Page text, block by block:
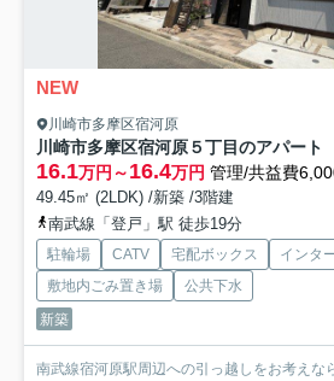
NEW
川崎市多摩区宿河原
川崎市多摩区宿河原５丁目のアパート
16.1万円～16.4万円 管理/共益費
49.45㎡ (2LDK) /新築 /3階建
南武線「登戸」駅 徒歩19分
駐輪場 CATV 宅配ボックス
インタ
敷地内ごみ置き場
公共下水
新築
南武線宿河原駅周辺への引っ越しをお考えな